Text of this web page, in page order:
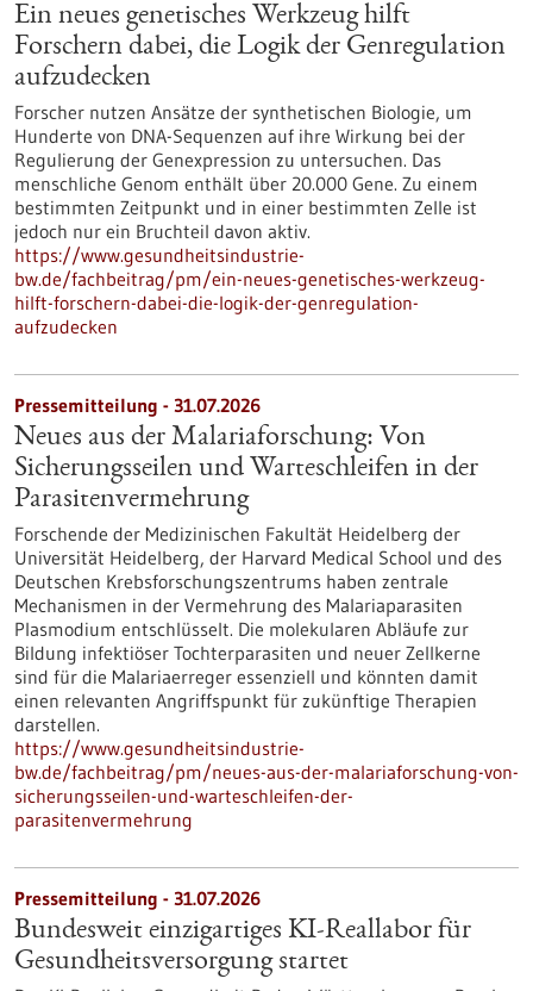
Ein neues genetisches Werkzeug hilft
Forschern dabei, die Logik der Genregulation
aufzudecken
Forscher nutzen Ansätze der synthetischen Biologie, um
Hunderte von DNA-Sequenzen auf ihre Wirkung bei der
Regulierung der Genexpression zu untersuchen. Das
menschliche Genom enthält über 20.000 Gene. Zu einem
bestimmten Zeitpunkt und in einer bestimmten Zelle ist
jedoch nur ein Bruchteil davon aktiv.
https://www.gesundheitsindustrie-
bw.de/fachbeitrag/pm/ein-neues-genetisches-werkzeug-
hilft-forschern-dabei-die-logik-der-genregulation-
aufzudecken
Pressemitteilung - 31.07.2026
Neues aus der Malariaforschung: Von
Sicherungsseilen und Warteschleifen in der
Parasitenvermehrung
Forschende der Medizinischen Fakultät Heidelberg der
Universität Heidelberg, der Harvard Medical School und des
Deutschen Krebsforschungszentrums haben zentrale
Mechanismen in der Vermehrung des Malariaparasiten
Plasmodium entschlüsselt. Die molekularen Abläufe zur
Bildung infektiöser Tochterparasiten und neuer Zellkerne
sind für die Malariaerreger essenziell und könnten damit
einen relevanten Angriffspunkt für zukünftige Therapien
darstellen.
https://www.gesundheitsindustrie-
bw.de/fachbeitrag/pm/neues-aus-der-malariaforschung-von-
sicherungsseilen-und-warteschleifen-der-
parasitenvermehrung
Pressemitteilung - 31.07.2026
Bundesweit einzigartiges KI-Reallabor für
Gesundheits­versorgung startet